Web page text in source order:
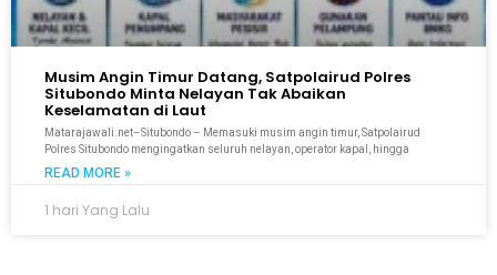
Musim Angin Timur Datang, Satpolairud Polres
Situbondo Minta Nelayan Tak Abaikan
Keselamatan di Laut
Matarajawali.net–Situbondo – Memasuki musim angin timur, Satpolairud
Polres Situbondo mengingatkan seluruh nelayan, operator kapal, hingga
READ MORE »
1 hari Yang Lalu